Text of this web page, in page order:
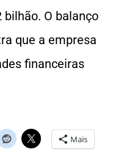
bilhão. O balanço
que a empresa
financeiras
Mais